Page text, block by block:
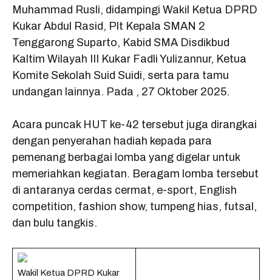
Muhammad Rusli, didampingi Wakil Ketua DPRD
Kukar Abdul Rasid, Plt Kepala SMAN 2
Tenggarong Suparto, Kabid SMA Disdikbud
Kaltim Wilayah III Kukar Fadli Yulizannur, Ketua
Komite Sekolah Suid Suidi, serta para tamu
undangan lainnya. Pada , 27 Oktober 2025.
Acara puncak HUT ke-42 tersebut juga dirangkai
dengan penyerahan hadiah kepada para
pemenang berbagai lomba yang digelar untuk
memeriahkan kegiatan. Beragam lomba tersebut
di antaranya cerdas cermat, e-sport, English
competition, fashion show, tumpeng hias, futsal,
dan bulu tangkis.
Wakil Ketua DPRD Kukar